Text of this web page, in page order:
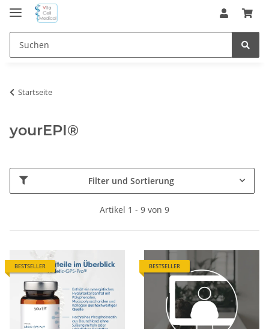
Startseite
yourEPI®
Filter und Sortierung
Artikel 1 - 9 von 9
BESTSELLER BESTSELLER